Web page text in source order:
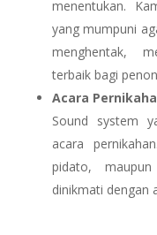
menentukan.
yang mumpuni
menghentak,
terbaik bagi
Acara
Sound system
acara
pidato,
dinikmati dengan